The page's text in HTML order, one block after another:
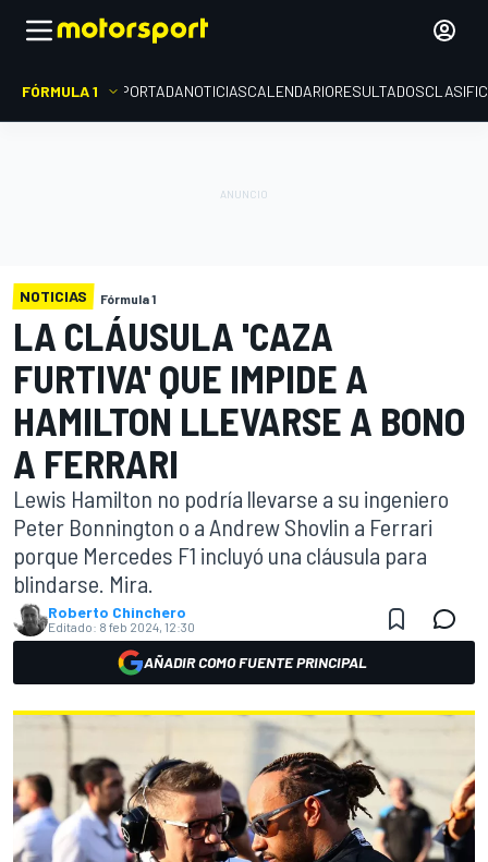
FÓRMULA 1 PORTADANOTICIASCALENDARIORESULTADOS
NOTICIAS Fórmula 1
LA CLÁUSULA 'CAZA
FURTIVA' QUE IMPIDE A
HAMILTON LLEVARSE A BONO
A FERRARI
Lewis Hamilton no podría llevarse a su ingeniero
Peter Bonnington o a Andrew Shovlin a Ferrari
porque Mercedes F1 incluyó una cláusula para
blindarse. Mira.
Roberto Chinchero
Editado: 8 feb 2024, 12:30
AÑADIR COMO FUENTE PRINCIPAL